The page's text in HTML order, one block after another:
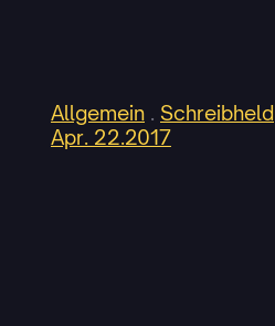
Allgemein . Schreibheld
Apr. 22.2017